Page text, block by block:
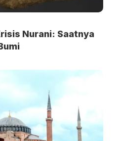
Nurani: Saatnya